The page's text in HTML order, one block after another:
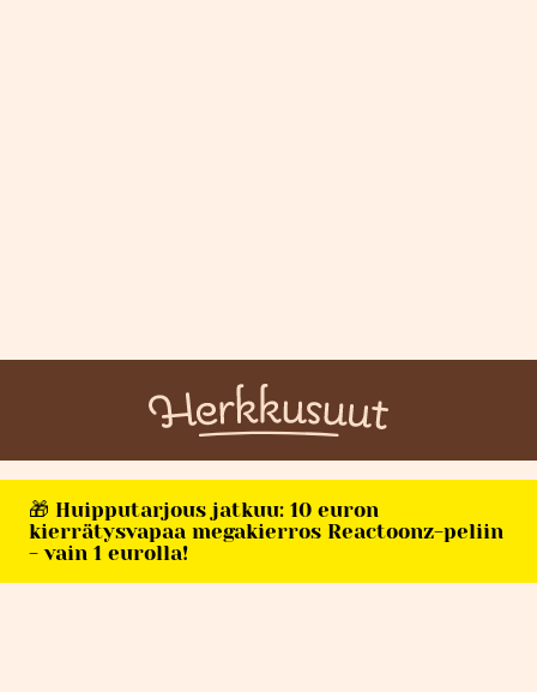
🎁 Huipputarjous jatkuu: 10 euron
kierrätysvapaa megakierros Reactoonz-peliin
- vain 1 eurolla!